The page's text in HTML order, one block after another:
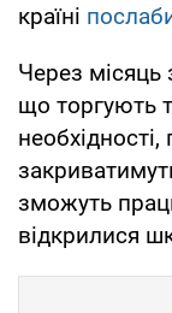
країні
Через
що торгують
зможуть
відкрилися